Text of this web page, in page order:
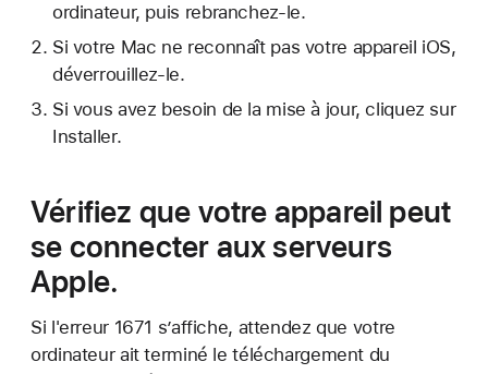
ordinateur, puis rebranchez-le.
Si votre Mac ne reconnaît pas votre appareil iOS,
déverrouillez-le.
Si vous avez besoin de la mise à jour, cliquez sur
Installer.
Vérifiez que votre appareil peut
se connecter aux serveurs
Apple.
Si l'erreur 1671 s’affiche, attendez que votre
ordinateur ait terminé le téléchargement du